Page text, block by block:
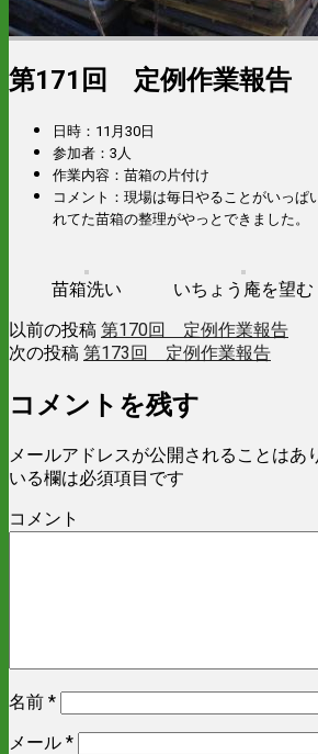
第171回 定例作業報告
日時：11月30日
参加者：3人
作業内容：苗箱の片付け
コメント：現場は毎日やることがいっぱ
れてた苗箱の整理がやっとできました。
苗箱洗い いちょう庵を望む
以前の投稿 第170回 定例作業報告
次の投稿 第173回 定例作業報告
コメントを残す
メールアドレスが公開されることはあ
いる欄は必須項目です
コメント
名前 *
メール *